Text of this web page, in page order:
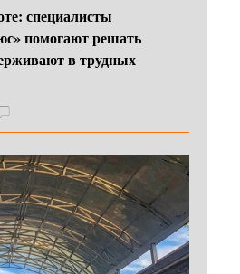
специалисты
помогают решать
в трудных